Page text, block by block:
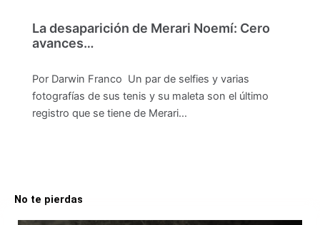
La desaparición de Merari Noemí: Cero
avances…
Por Darwin Franco Un par de selfies y varias
fotografías de sus tenis y su maleta son el último
registro que se tiene de Merari…
No te pierdas